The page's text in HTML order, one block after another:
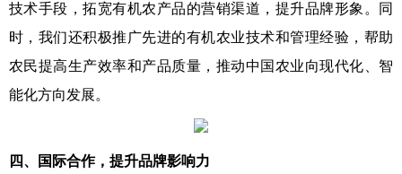
技术手段，拓宽有机农产品的营销渠道，提升品牌形象。同
时，我们还积极推广先进的有机农业技术和管理经验，帮助
农民提高生产效率和产品质量，推动中国农业向现代化、智
能化方向发展。
四、国际合作，提升品牌影响力